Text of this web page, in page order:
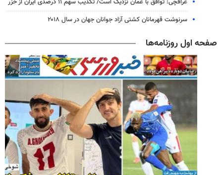
سرنوشت قهرمانان کشتی آزاد جوانان جهان در سال ۲۰۱۸
صفحه اول روزنامه‌ها